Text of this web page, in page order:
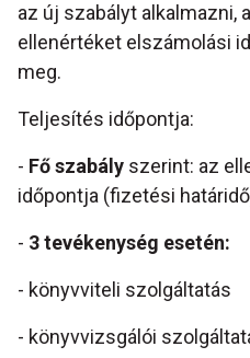
az új szabályt alkalmazni,
ellenértéket elszámolási
meg.
Teljesítés időpontja:
- Fő szabály szerint: az
időpontja (fizetési
- 3 tevékenység esetén:
- könyvviteli szolgáltatás
- könyvvizsgálói